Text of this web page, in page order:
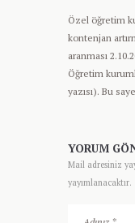
Özel öğretim
kontenjan
aranması
Öğretim
yazısı). Bu
YORUM
Mail adresiniz
yayımlanacaktır.